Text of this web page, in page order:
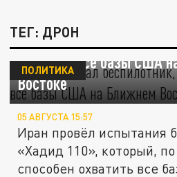
ТЕГ: ДРОН
Иран испытал
поразить все базы США
Востоке
ПОЛИТИКА
05 АВГУСТА 15:57
Иран провёл испытания
«Хадид 110», который,
способен охватить все